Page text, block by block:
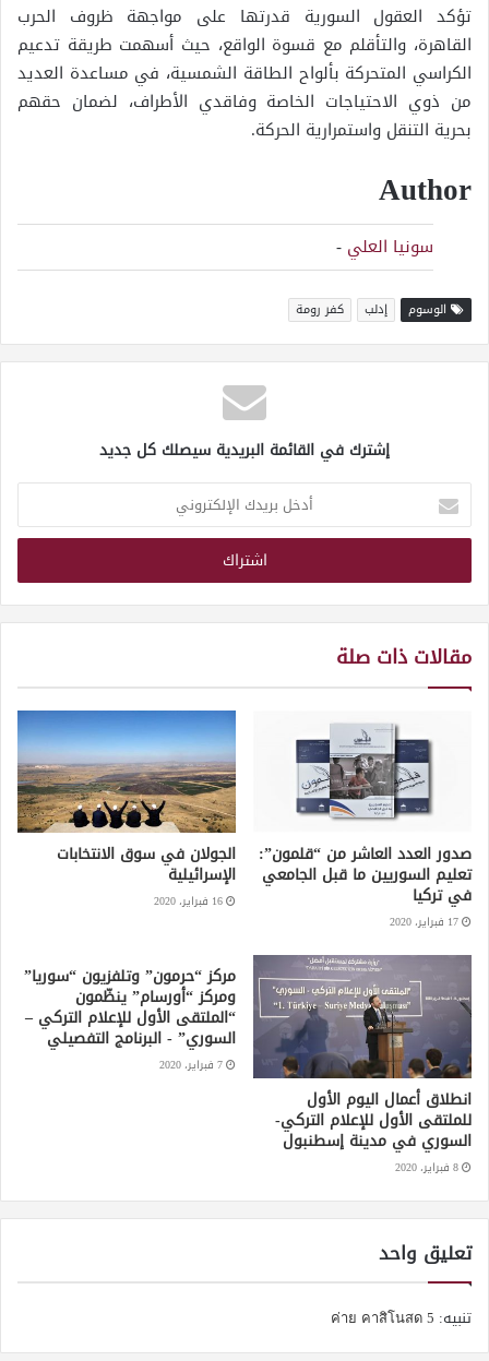
تؤكد العقول السورية قدرتها على مواجهة ظروف الحرب
القاهرة، والتأقلم مع قسوة الواقع، حيث أسهمت طريقة تدعيم
الكراسي المتحركة بألواح الطاقة الشمسية، في مساعدة العديد
من ذوي الاحتياجات الخاصة وفاقدي الأطراف، لضمان حقهم
بحرية التنقل واستمرارية الحركة.
Author
سونيا العلي -
الوسوم إدلب كفر رومة
إشترك في القائمة البريدية سيصلك كل جديد
أدخل
بريدك
الإلكتروني
مقالات ذات صلة
صدور العدد العاشر من “قلمون”:
تعليم السوريين ما قبل الجامعي
في تركيا
17 فبراير، 2020
الجولان في سوق الانتخابات
الإسرائيلية
16 فبراير، 2020
انطلاق أعمال اليوم الأول
للملتقى الأول للإعلام التركي-
السوري في مدينة إسطنبول
8 فبراير، 2020
مركز “حرمون” وتلفزيون “سوريا”
ومركز “أورسام” ينظّمون
“الملتقى الأول للإعلام التركي –
السوري” - البرنامج التفصيلي
7 فبراير، 2020
تعليق واحد
تنبيه: 5 ค่าย คาสิโนสด